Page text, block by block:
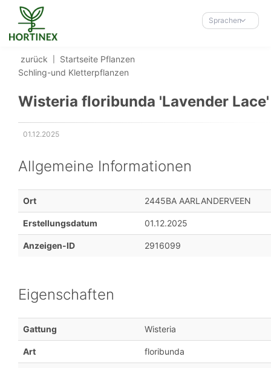
Accessibility-
Modus
aktivieren
Navigation
zum
Sprachen
zurück Startseite Pflanzen
Schling-und Kletterpflanzen
Wisteria floribunda 'Lavender Lace'
01.12.2025
Allgemeine Informationen
Ort 2445BA AARLANDERVEEN
Erstellungsdatum 01.12.2025
Anzeigen-ID 2916099
Eigenschaften
Gattung Wisteria
Art floribunda